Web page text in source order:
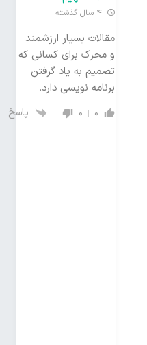
4 سال گذشته
مقالات بسیار ارزشمند
و محرک برای کسانی که
تصمیم به یاد گرفتن
برنامه نویسی دارد.
0
0 پاسخ